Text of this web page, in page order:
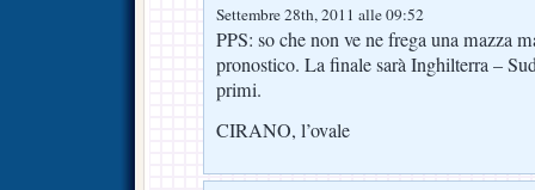
Settembre 28th, 2011 alle 09:52
PPS: so che non ve ne frega una mazza
pronostico. La finale sarà Inghilterra –
primi.
CIRANO, l’ovale